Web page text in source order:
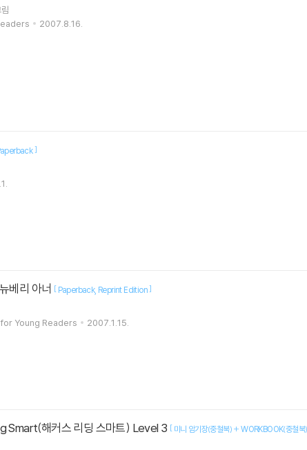
2007.8.16.
]
베리 아너 [ Paperback Reprint Edition]
Young Readers
2007.1.15.
Smart(해커스 리딩 스마트) Level 3 [ 미니 암기장(중철북) + WORKBOOK(중철